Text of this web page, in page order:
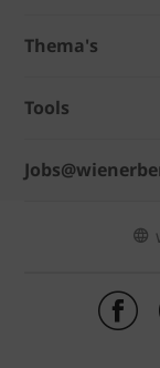
Thema's
Tools